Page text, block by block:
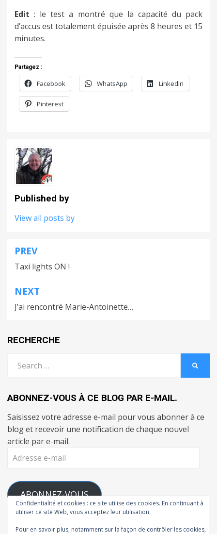
Edit : le test a montré que la capacité du pack
d’accus est totalement épuisée après 8 heures et 15
minutes.
Partagez :
Facebook WhatsApp LinkedIn
Pinterest
Published by
View all posts by
Navigation
de
l’article
PREV
Taxi lights ON !
NEXT
J’ai rencontré Marie-Antoinette…
RECHERCHE
for:
ABONNEZ-VOUS À CE BLOG PAR E-MAIL.
Saisissez votre adresse e-mail pour vous abonner à ce
blog et recevoir une notification de chaque nouvel
article par e-mail.
Adresse
ABONNEZ-VOUS
Rejoignez les 111 autres abonnés
Confidentialité et cookies : ce site utilise des cookies. En continuant à
utiliser ce site Web, vous acceptez leur utilisation.
Pour en savoir plus, notamment sur la façon de contrôler les cookies,